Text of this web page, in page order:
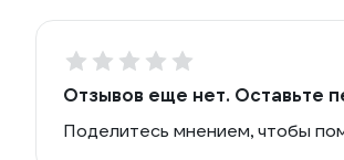
Отзывов еще нет. Оставьте
Поделитесь мнением, чтобы